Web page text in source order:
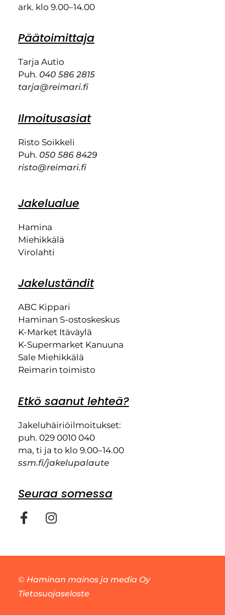
ark. klo 9.00–14.00
Päätoimittaja
Tarja Autio
Puh. 040 586 2815
tarja@reimari.fi
Ilmoitusasiat
Risto Soikkeli
Puh. 050 586 8429
risto@reimari.fi
Jakelualue
Hamina
Miehikkälä
Virolahti
Jakeluständit
ABC Kippari
Haminan S-ostoskeskus
K-Market Itäväylä
K-Supermarket Kanuuna
Sale Miehikkälä
Reimarin toimisto
Etkö saanut lehteä?
Jakeluhäiriöilmoitukset:
puh. 029 0010 040
ma, ti ja to klo 9.00–14.00
ssm.fi/jakelupalaute
Seuraa somessa
© Haminan mainos ja media Oy
Tietosuojaseloste